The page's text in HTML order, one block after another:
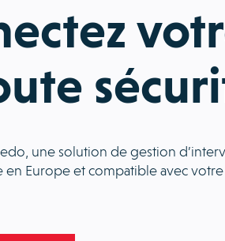
une solution de gestion
en Europe et compatible avec